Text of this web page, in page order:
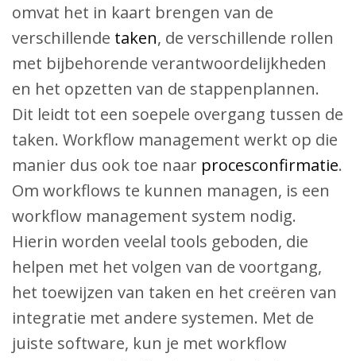
omvat het in kaart brengen van de
verschillende taken, de verschillende rollen
met bijbehorende verantwoordelijkheden
en het opzetten van de stappenplannen.
Dit leidt tot een soepele overgang tussen de
taken. Workflow management werkt op die
manier dus ook toe naar procesconfirmatie.
Om workflows te kunnen managen, is een
workflow management system nodig.
Hierin worden veelal tools geboden, die
helpen met het volgen van de voortgang,
het toewijzen van taken en het creëren van
integratie met andere systemen. Met de
juiste software, kun je met workflow